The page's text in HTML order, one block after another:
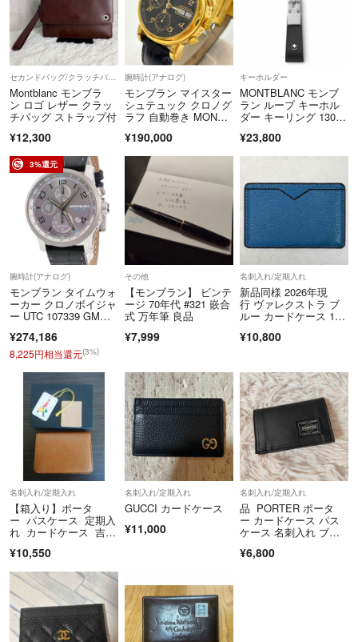
セカンドバッグ/クラッチバッグ
Montblanc モンブラ
ン ロゴ レザー クラッ
チバッグ ストラップ付
¥12,300
腕時計(アナログ)
モンブラン マイスター
シュテュック クロノグ
ラフ 自動巻き MONTB
¥190,000
キーホルダー
MONTBLANC モンブ
ラン ループ キーホル
ダー キーリング 13074
¥23,800
3%還元
腕時計(アナログ)
モンブラン タイムウォ
ーカー クロノボイジャ
ー UTC 107339 GM
イト 自動巻き メン
ズ 腕時計
¥274,186
8,225円相当還元(3%)
その他
【モンブラン】 ビンテ
ージ 70年代 #321 嵌合
式 万年筆 良品
¥7,999
名刺入れ/定期入れ
新品同様 2026年現
行 ヴァレクストラ ブ
ルー カードケース 1カ
¥10,800
名刺入れ/定期入れ
【箱入り】ポータ
ー パスケース 定期入
れ カードケース 吉田
¥10,550
名刺入れ/定期入れ
GUCCI カードケース
¥11,000
名刺入れ/定期入れ
品 PORTER ポータ
ー カードケース パス
ケース 名刺入れ ブラ
¥6,800